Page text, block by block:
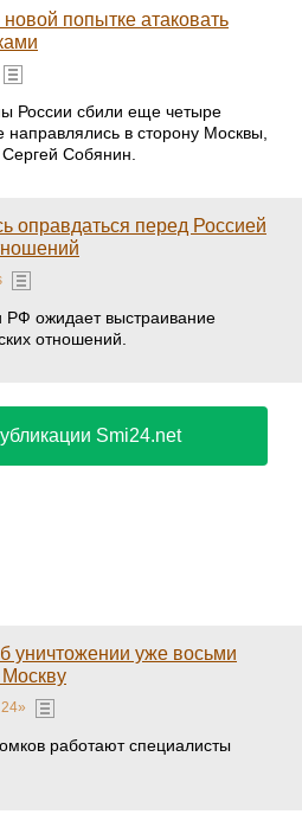
попытке атаковать
России сбили еще четыре
направлялись в сторону Москвы,
Собянин.
оправдаться перед Россией
ожидает выстраивание
отношений.
Smi24.net
уничтожении уже восьми
работают специалисты